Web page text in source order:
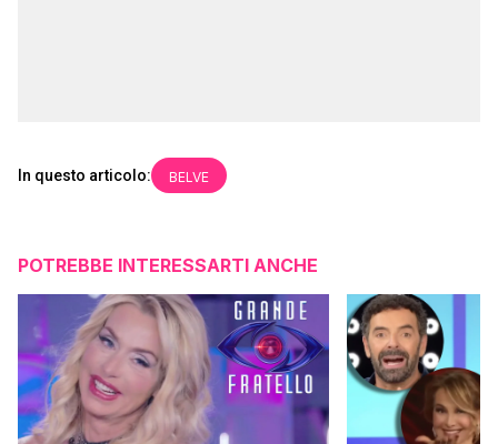
In questo articolo: BELVE
POTREBBE INTERESSARTI ANCHE